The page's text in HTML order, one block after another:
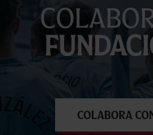
Colabora